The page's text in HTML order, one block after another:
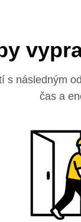
s následným
čas a